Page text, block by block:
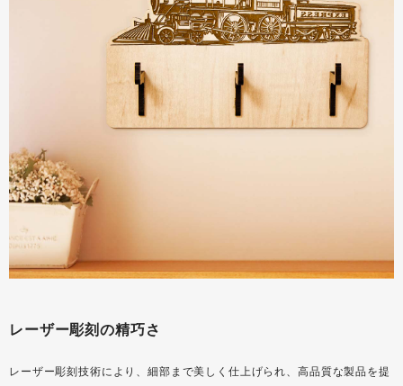
レーザー彫刻の精巧さ
レーザー彫刻技術により、細部まで美しく仕上げられ、高品質な製品を提